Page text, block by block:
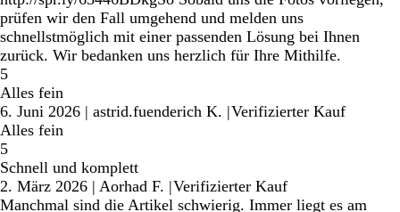
prüfen wir den Fall umgehend und melden uns
schnellstmöglich mit einer passenden Lösung bei Ihnen
zurück. Wir bedanken uns herzlich für Ihre Mithilfe.
5
Alles fein
6. Juni 2026 | astrid.fuenderich K. |Verifizierter Kauf
Alles fein
5
Schnell und komplett
2. März 2026 | Aorhad F. |Verifizierter Kauf
Manchmal sind die Artikel schwierig. Immer liegt es am